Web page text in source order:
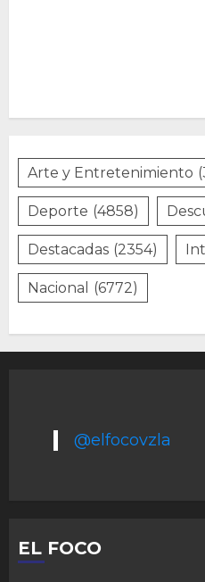
Arte y Entretenimiento
Deporte (4858)
Destacadas (2354)
Nacional (6772)
@elfocovzla
EL FOCO